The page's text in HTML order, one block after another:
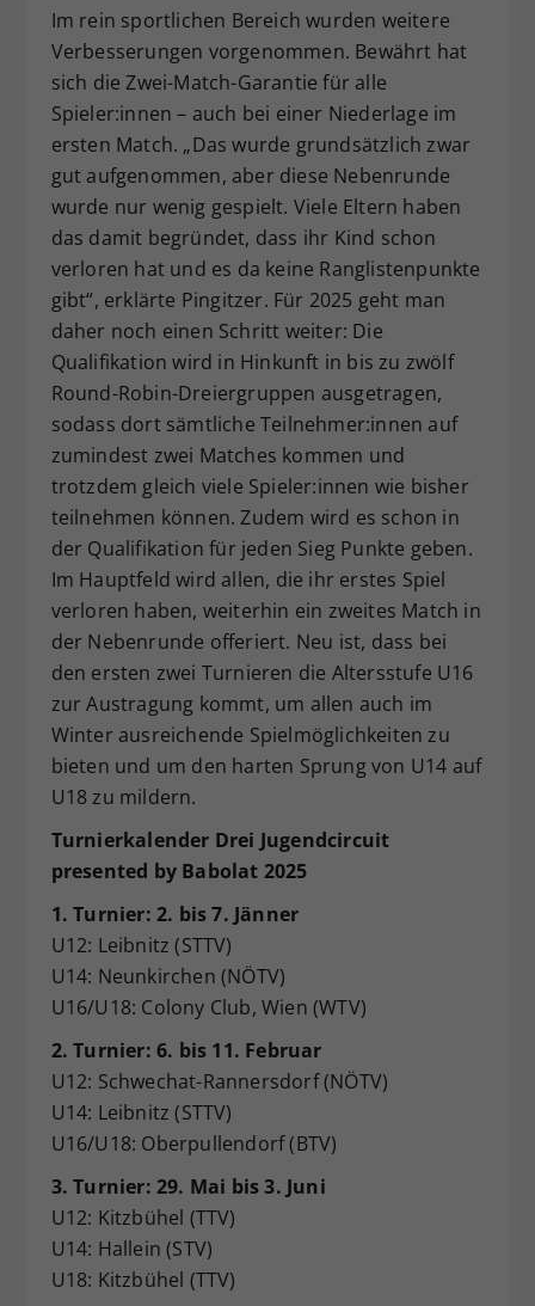
Im rein sportlichen Bereich wurden weitere
Verbesserungen vorgenommen. Bewährt hat
sich die Zwei-Match-Garantie für alle
Spieler:innen – auch bei einer Niederlage im
ersten Match. „Das wurde grundsätzlich zwar
gut aufgenommen, aber diese Nebenrunde
wurde nur wenig gespielt. Viele Eltern haben
das damit begründet, dass ihr Kind schon
verloren hat und es da keine Ranglistenpunkte
gibt“, erklärte Pingitzer. Für 2025 geht man
daher noch einen Schritt weiter: Die
Qualifikation wird in Hinkunft in bis zu zwölf
Round-Robin-Dreiergruppen ausgetragen,
sodass dort sämtliche Teilnehmer:innen auf
zumindest zwei Matches kommen und
trotzdem gleich viele Spieler:innen wie bisher
teilnehmen können. Zudem wird es schon in
der Qualifikation für jeden Sieg Punkte geben.
Im Hauptfeld wird allen, die ihr erstes Spiel
verloren haben, weiterhin ein zweites Match in
der Nebenrunde offeriert. Neu ist, dass bei
den ersten zwei Turnieren die Altersstufe U16
zur Austragung kommt, um allen auch im
Winter ausreichende Spielmöglichkeiten zu
bieten und um den harten Sprung von U14 auf
U18 zu mildern.
Turnierkalender Drei Jugendcircuit
presented by Babolat 2025
1. Turnier: 2. bis 7. Jänner
U12: Leibnitz (STTV)
U14: Neunkirchen (NÖTV)
U16/U18: Colony Club, Wien (WTV)
2. Turnier: 6. bis 11. Februar
U12: Schwechat-Rannersdorf (NÖTV)
U14: Leibnitz (STTV)
U16/U18: Oberpullendorf (BTV)
3. Turnier: 29. Mai bis 3. Juni
U12: Kitzbühel (TTV)
U14: Hallein (STV)
U18: Kitzbühel (TTV)